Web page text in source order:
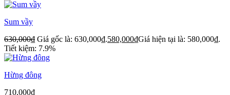
Sum vầy
630,000₫ Giá gốc là: 630,000₫.580,000₫Giá hiện tại là: 580,000₫.
Tiết kiệm: 7.9%
Hừng đông
710,000₫